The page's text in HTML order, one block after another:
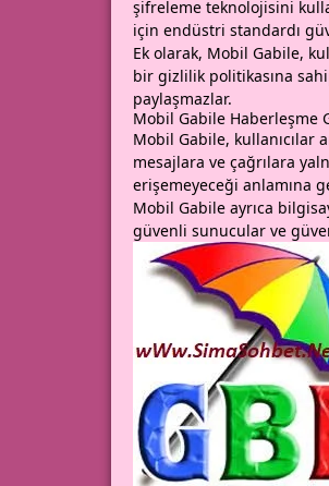
şifreleme teknolojisini
için endüstri standardı
Ek olarak, Mobil Gabile,
bir gizlilik politikasına
paylaşmazlar.
Mobil Gabile Haberleşme
Mobil Gabile, kullanıcılar
mesajlara ve çağrılara
erişemeyeceği anlamına
Mobil Gabile ayrıca
güvenli sunucular ve